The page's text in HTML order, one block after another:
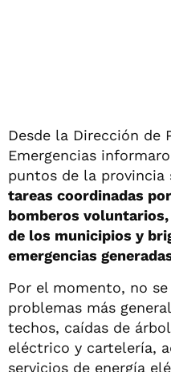
Desde la Dirección de
Emergencias
puntos de la provincia
tareas coordinadas
bomberos
de los municipios y
emergencias
Por el momento, no
problemas más
techos, caídas de
eléctrico y cartelería,
servicios de energía